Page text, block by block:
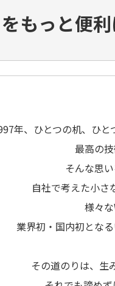
もっと便
年、ひとつの机、ひと
最高の
そんな思
自社で考えた小さ
様々
業界初・国内初とな
その道のりは、生